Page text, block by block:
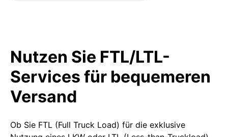
Nutzen Sie FTL/LTL-
Services für bequemeren
Versand
Ob Sie FTL (Full Truck Load) für die exklusive